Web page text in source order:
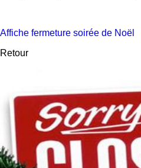
Affiche fermeture soirée de Noël
Retour